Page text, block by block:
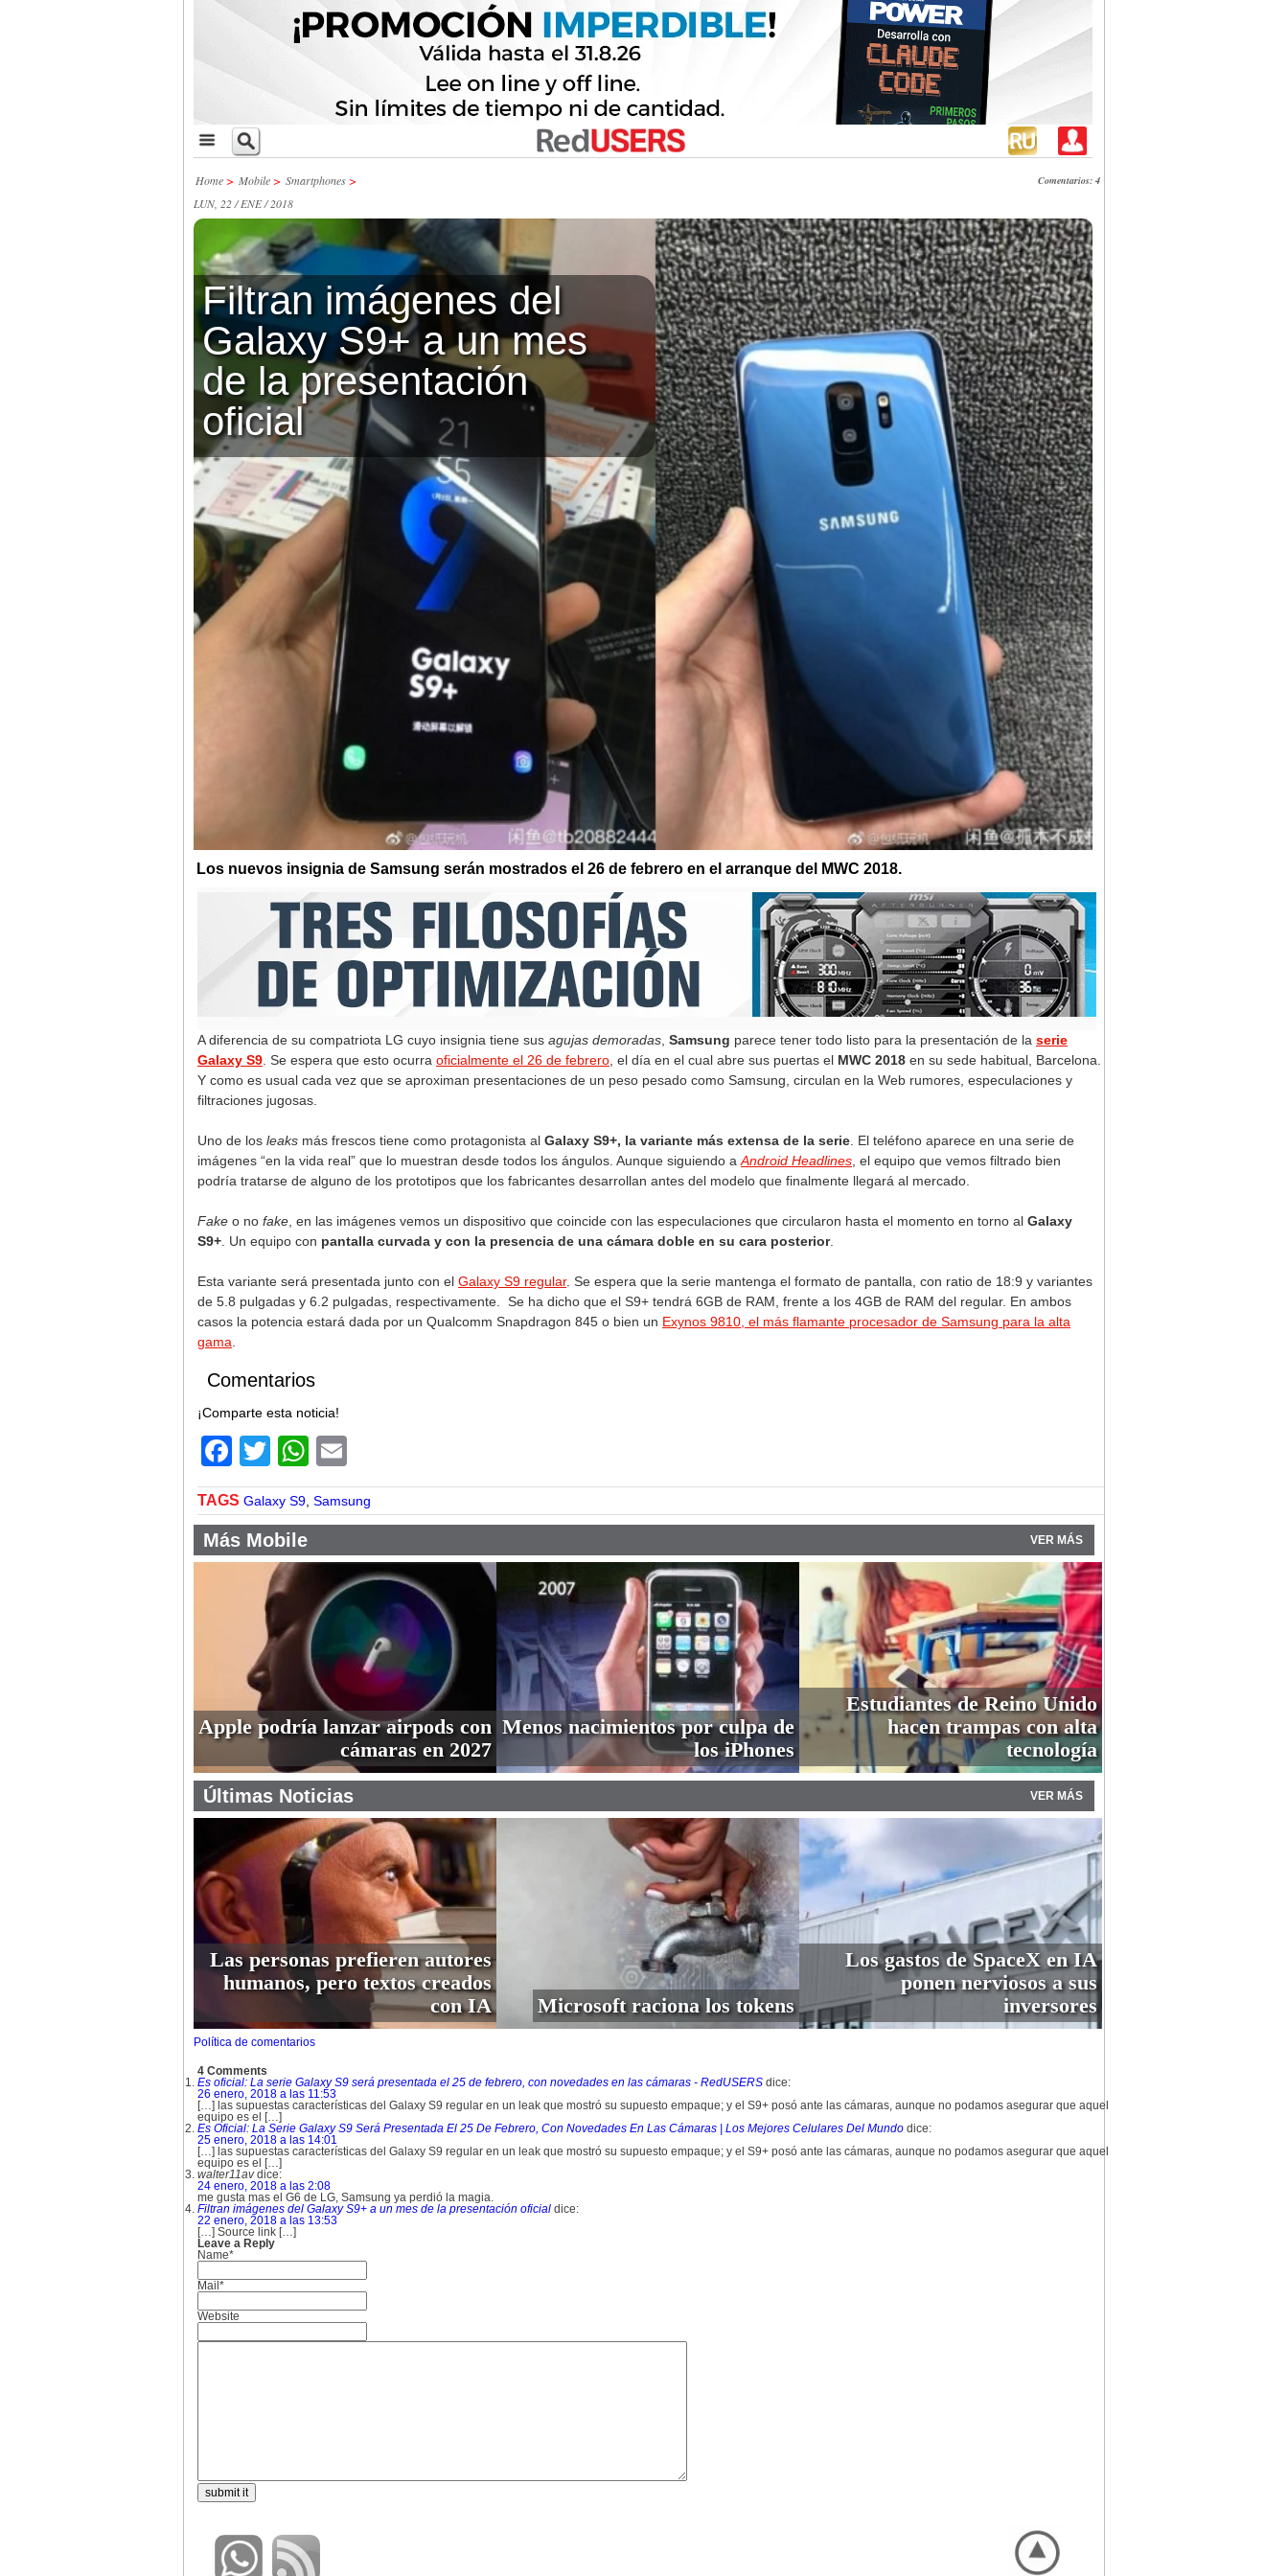
Home> Mobile> Smartphones> Comentarios: 4
LUN, 22 / ENE / 2018
Filtran imágenes del
Galaxy S9+ a un mes
de la presentación
oficial
Los nuevos insignia de Samsung serán mostrados el 26 de febrero en el arranque del MWC 2018.
A diferencia de su compatriota LG cuyo insignia tiene sus agujas demoradas Samsung parece tener todo listo para la presentación de la serie
Galaxy S9 . Se espera que esto ocurra oficialmente el 26 de febrero , el día en el cual abre sus puertas el MWC 2018 en su sede habitual, Barcelona.
Y como es usual cada vez que se aproximan presentaciones de un peso pesado como Samsung, circulan en la Web rumores, especulaciones y
filtraciones jugosas.
Uno de los leaks más frescos tiene como protagonista al Galaxy S9+, la variante más extensa de la serie . El teléfono aparece en una serie de
imágenes “en la vida real” que lo muestran desde todos los ángulos. Aunque siguiendo a Android Headlines , el equipo que vemos filtrado bien
podría tratarse de alguno de los prototipos que los fabricantes desarrollan antes del modelo que finalmente llegará al mercado.
Fake o no fake , en las imágenes vemos un dispositivo que coincide con las especulaciones que circularon hasta el momento en torno al Galaxy
S9+ . Un equipo con pantalla curvada y con la presencia de una cámara doble en su cara posterior.
Esta variante será presentada junto con el Galaxy S9 regular. Se espera que la serie mantenga el formato de pantalla, con ratio de 18:9 y variantes
de 5.8 pulgadas y 6.2 pulgadas, respectivamente. Se ha dicho que el S9+ tendrá 6GB de RAM, frente a los 4GB de RAM del regular. En ambos
casos la potencia estará dada por un Qualcomm Snapdragon 845 o bien un Exynos 9810, el más flamante procesador de Samsung para la alta
gama
Comentarios
¡Comparte esta noticia!
Facebook
TwitterWhatsApp
TAGS Galaxy S9 Samsung
Más Mobile VER MÁS
Apple podría lanzar airpods con
cámaras en 2027
Menos nacimientos por culpa de
los iPhones
Estudiantes de Reino Unido
hacen trampas con alta
tecnología
Últimas Noticias VER MÁS
Las personas prefieren autores
humanos, pero textos creados
con IA
Microsoft raciona los tokens
Los gastos de SpaceX en IA
ponen nerviosos a sus
inversores
Política de comentarios
4 Comments
Es oficial: La serie Galaxy S9 será presentada el 25 de febrero, con novedades en las cámaras - RedUSERS dice:
26 enero, 2018 a las 11:53
[…] las supuestas características del Galaxy S9 regular en un leak que mostró su supuesto empaque; y el S9+ posó ante las cámaras, aunque no podamos asegurar que aquel
equipo es el […]
Es Oficial: La Serie Galaxy S9 Será Presentada El 25 De Febrero, Con Novedades En Las Cámaras | Los Mejores Celulares Del Mundo dice:
25 enero, 2018 a las 14:01
[…] las supuestas características del Galaxy S9 regular en un leak que mostró su supuesto empaque; y el S9+ posó ante las cámaras, aunque no podamos asegurar que aquel
equipo es el […]
walter11av dice:
24 enero, 2018 a las 2:08
me gusta mas el G6 de LG, Samsung ya perdió la magia.
Filtran imágenes del Galaxy S9+ a un mes de la presentación oficial dice:
22 enero, 2018 a las 13:53
[…] Source link […]
Leave a Reply
Name*
Mail*
Website